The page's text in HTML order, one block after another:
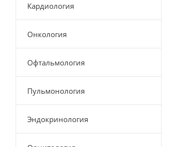
Кардиология
Онкология
Офтальмология
Пульмонология
Эндокринология